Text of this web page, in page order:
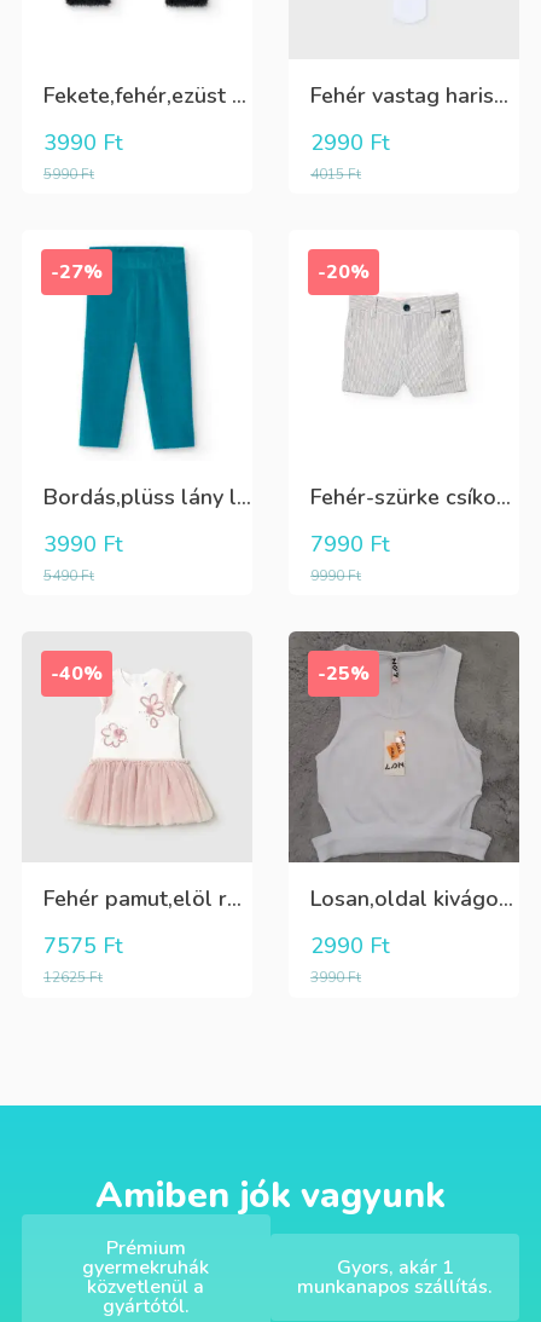
Fekete,fehér,ezüst kötött kesztyű
5990Ft
3990 Ft
Fehér vastag harisnya, puha meleg
4015Ft
2990 Ft
-27%
Bordás,plüss lány leggings zöldeskék
5490Ft
3990 Ft
-20%
Fehér-szürke csíkos,elegáns,fiú vászon rövidnadrág
9990Ft
7990 Ft
-40%
Fehér pamut,elöl rátűzött virággal,vállon és a szoknya része pöttyös tüll,egybe ruha
12625Ft
7575 Ft
-25%
Losan,oldal kivágott,alul passzés rövid lány trikó,póló
3990Ft
2990 Ft
Amiben jók vagyunk
Prémium
gyermekruhák
közvetlenül a
gyártótól.
Gyors, akár 1
munkanapos szállítás.